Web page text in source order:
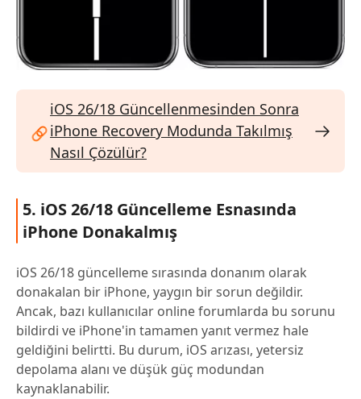
iOS 26/18 Güncellenmesinden Sonra
iPhone Recovery Modunda Takılmış
Nasıl Çözülür?
5. iOS 26/18 Güncelleme Esnasında
iPhone Donakalmış
iOS 26/18 güncelleme sırasında donanım olarak
donakalan bir iPhone, yaygın bir sorun değildir.
Ancak, bazı kullanıcılar online forumlarda bu sorunu
bildirdi ve iPhone'in tamamen yanıt vermez hale
geldiğini belirtti. Bu durum, iOS arızası, yetersiz
depolama alanı ve düşük güç modundan
kaynaklanabilir.